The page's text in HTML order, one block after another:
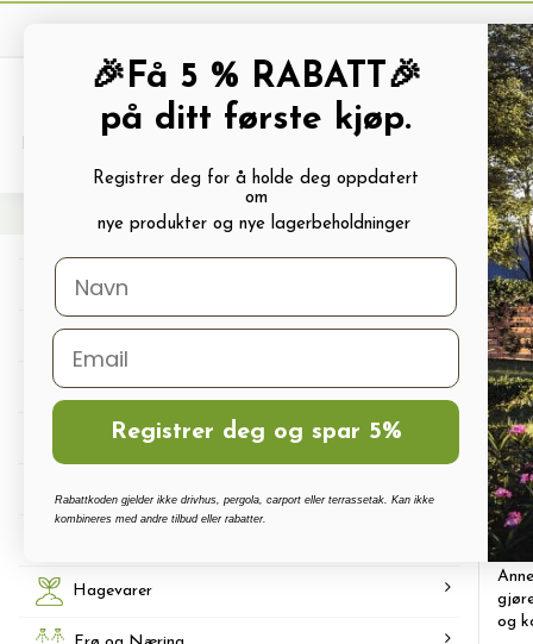
PRODUKTKATALOG ALLE
Terrassetak, Pergola, Hagestuer, Carport Anneks
En
og
Drivhus
Drivhus tilbehør
Polykarbonat, Glass Og Tilbehør
Terrassetak, Pergola, Hagestuer, Carport
Hagevarer
🎉Få 5 % RABATT🎉
på ditt første kjøp.
Registrer deg for å holde deg oppdatert
om
nye produkter og nye lagerbeholdninger
Registrer deg og spar 5%
Rabattkoden gjelder ikke drivhus, pergola, carport eller terrassetak. Kan ikke
kombineres med andre tilbud eller rabatter.